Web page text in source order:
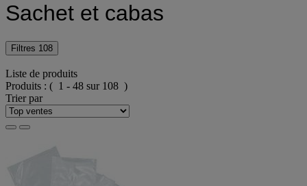
Sachet et cabas
Filtres 108
Liste de produits
Produits : ( 1 - 48 sur 108 )
Trier par